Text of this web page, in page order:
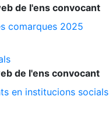
de l'ens convocant
comarques 2025
de l'ens convocant
en institucions socials